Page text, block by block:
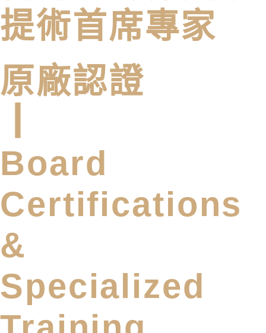
提術首席專家
原廠認證
Board
Certifications
&
Specialized